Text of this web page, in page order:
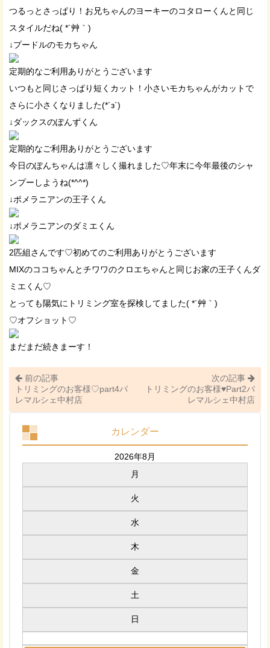
つるっとさっぱり！お兄ちゃんのヨーキーのコタローくんと同じ
スタイルだね( *´艸｀)
↓プードルのモカちゃん
定期的なご利用ありがとうございます
いつもと同じさっぱり短くカット！小さいモカちゃんがカットで
さらに小さくなりました(*´з`)
↓ダックスのぽんずくん
定期的なご利用ありがとうございます
今日のぽんちゃんは凛々しく撮れました♡年末に今年最後のシャ
ンプーしようね(*^^*)
↓ポメラニアンの王子くん
↓ポメラニアンのダミエくん
2匹組さんです♡初めてのご利用ありがとうございます
MIXのココちゃんとチワワのクロエちゃんと同じお家の王子くんダ
ミエくん♡
とっても陽気にトリミング室を探検してました( *´艸｀)
♡オフショット♡
まだまだ続きまーす！
前の記事
トリミングのお客様♡part4パ
レマルシェ中村店
次の記事
トリミングのお客様♥Part2パ
レマルシェ中村店
カレンダー
2026年8月
月
火
水
木
金
土
日